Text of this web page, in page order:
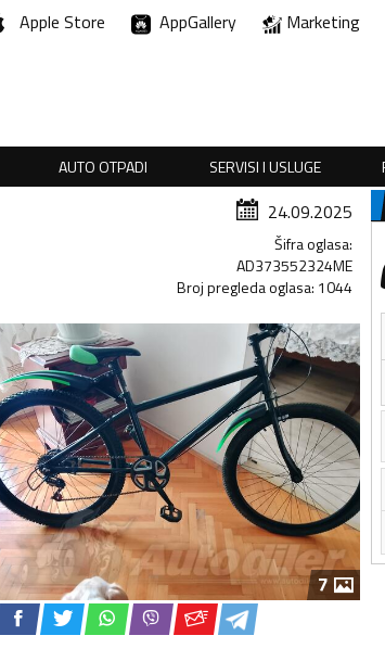
Apple Store AppGallery Marketing
AUTO OTPADI SERVISI I USLUGE
24.09.2025
Šifra oglasa:
AD373552324ME
Broj pregleda oglasa: 1044
7